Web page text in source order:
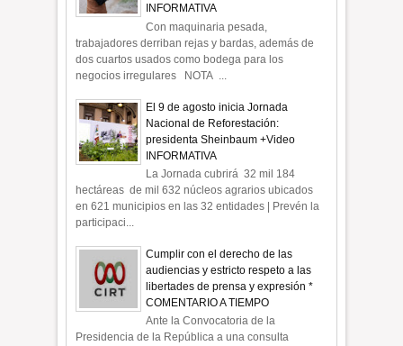
INFORMATIVA
Con maquinaria pesada,
trabajadores derriban rejas y bardas, además de
dos cuartos usados como bodega para los
negocios irregulares NOTA ...
El 9 de agosto inicia Jornada
Nacional de Reforestación:
presidenta Sheinbaum +Video
INFORMATIVA
La Jornada cubrirá 32 mil 184
hectáreas de mil 632 núcleos agrarios ubicados
en 621 municipios en las 32 entidades | Prevén la
participaci...
Cumplir con el derecho de las
audiencias y estricto respeto a las
libertades de prensa y expresión *
COMENTARIO A TIEMPO
Ante la Convocatoria de la
Presidencia de la República a una consulta